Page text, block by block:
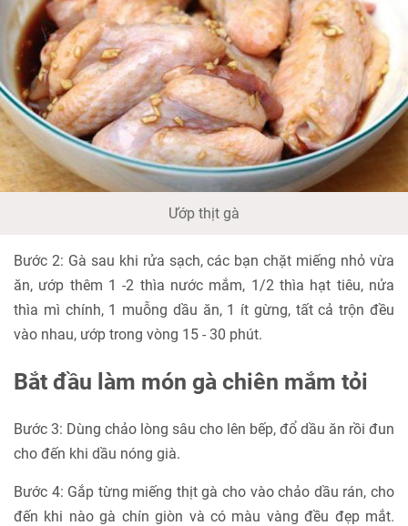
Ướp thịt gà
Bước 2: Gà sau khi rửa sạch, các bạn chặt miếng nhỏ vừa
ăn, ướp thêm 1 -2 thìa nước mắm, 1/2 thìa hạt tiêu, nửa
thìa mì chính, 1 muỗng dầu ăn, 1 ít gừng, tất cả trộn đều
vào nhau, ướp trong vòng 15 - 30 phút.
Bắt đầu làm món gà chiên mắm tỏi
Bước 3: Dùng chảo lòng sâu cho lên bếp, đổ dầu ăn rồi đun
cho đến khi dầu nóng già.
Bước 4: Gắp từng miếng thịt gà cho vào chảo dầu rán, cho
đến khi nào gà chín giòn và có màu vàng đều đẹp mắt.